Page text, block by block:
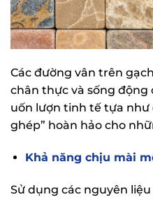
Các đường vân trên
chân thực và sống
uốn lượn tinh tế tựa như
ghép” hoàn hảo cho
Khả năng chịu mài
Sử dụng các nguyên